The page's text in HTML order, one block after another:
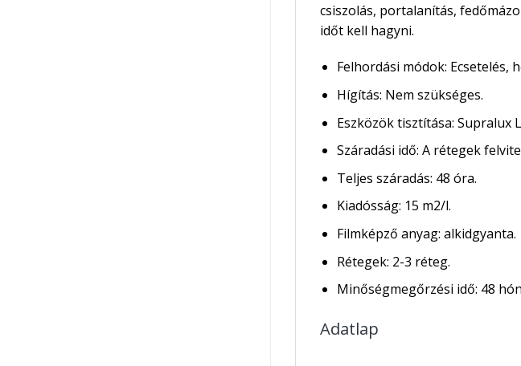
csiszolás, portalanítás,
időt kell hagyni.
Felhordási módok: Ecsetelés,
Hígítás: Nem szükséges.
Eszközök tisztítása: Supralux
Száradási idő: A rétegek
Teljes száradás: 48 óra.
Kiadósság: 15 m2/l.
Filmképző anyag: alkidgyanta.
Rétegek: 2-3 réteg.
Minőségmegőrzési idő: 48
Adatlap